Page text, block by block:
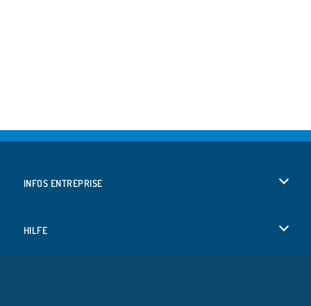
INFOS ENTREPRISE
HILFE